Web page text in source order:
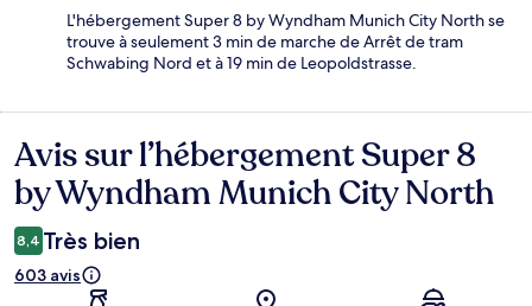
L'hébergement Super 8 by Wyndham Munich City North se
trouve à seulement 3 min de marche de Arrêt de tram
Schwabing Nord et à 19 min de Leopoldstrasse.
Avis
Avis sur l’hébergement Super 8
by Wyndham Munich City North
8,4 Très bien
603 avis